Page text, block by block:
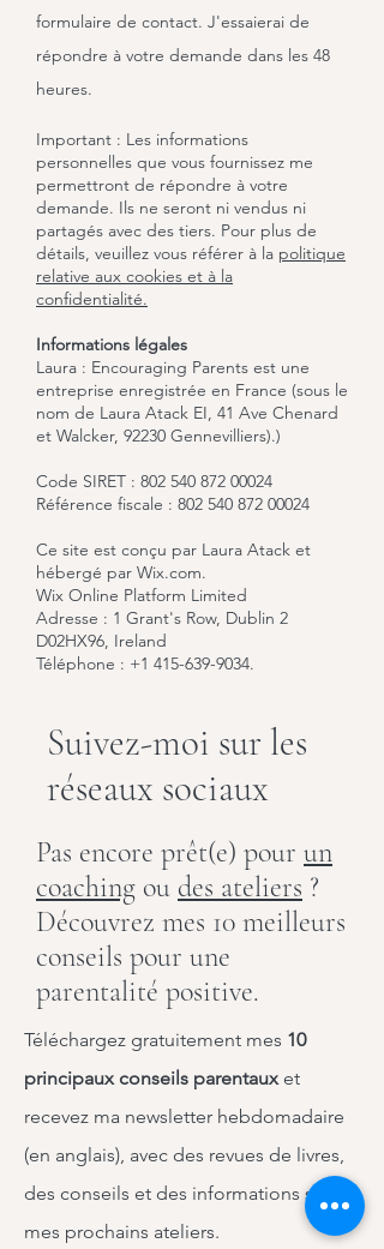
formulaire de contact. J'essaierai de
répondre à votre demande dans les 48
heures.
Important : Les informations
personnelles que vous fournissez me
permettront de répondre à votre
demande. Ils ne seront ni vendus ni
partagés avec des tiers. Pour plus de
détails, veuillez vous référer à la politique
relative aux cookies et à la
confidentialité.
Informations légales
Laura : Encouraging Parents est une
entreprise enregistrée en France (sous le
nom de Laura Atack EI, 41 Ave Chenard
et Walcker, 92230 Gennevilliers).)
Code SIRET : 802 540 872 00024
Référence fiscale : 802 540 872 00024
Ce site est conçu par Laura Atack et
hébergé par Wix.com.
Wix Online Platform Limited
Adresse : 1 Grant's Row, Dublin 2
D02HX96, Ireland
Téléphone : +1 415-639-9034.
Suivez-moi sur les
réseaux sociaux
Pas encore prêt(e) pour un
coaching ou des ateliers ?
Découvrez mes 10 meilleurs
conseils pour une
parentalité positive.
Téléchargez gratuitement mes 10
principaux conseils parentauxet
recevez ma newsletter hebdomadaire
(en anglais), avec des revues de livres,
des conseils et des informations sur
mes prochains ateliers.